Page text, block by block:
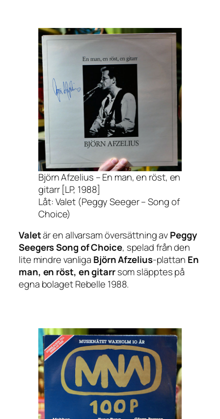
Björn Afzelius – En man, en röst, en
gitarr [LP, 1988]
Låt: Valet (Peggy Seeger – Song of
Choice)
Valetär en allvarsam översättning avPeggy
SeegersSong of Choice, spelad från den
lite mindre vanliga Björn Afzelius-plattan En
man, en röst, en gitarrsom släpptes på
egna bolaget Rebelle 1988.